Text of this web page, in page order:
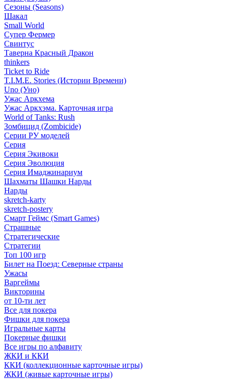
Сезоны (Seasons)
Шакал
Small World
Супер Фермер
Свинтус
Таверна Красный Дракон
thinkers
Ticket to Ride
T.I.M.E. Stories (Истории Времени)
Uno (Уно)
Ужас Аркхема
Ужас Аркхэма. Карточная игра
World of Tanks: Rush
Зомбицид (Zombicide)
Серии РУ моделей
Серия
Серия Экивоки
Серия Эволюция
Серия Имаджинариум
Шахматы Шашки Нарды
Нарды
skretch-karty
skretch-postery
Смарт Геймс (Smart Games)
Страшные
Стратегические
Стратегии
Топ 100 игр
Билет на Поезд: Северные страны
Ужасы
Варгеймы
Викторины
от 10-ти лет
Все для покера
Фишки для покера
Игральные карты
Покерные фишки
Все игры по алфавиту
ЖКИ и ККИ
ККИ (коллекционные карточные игры)
ЖКИ (живые карточные игры)